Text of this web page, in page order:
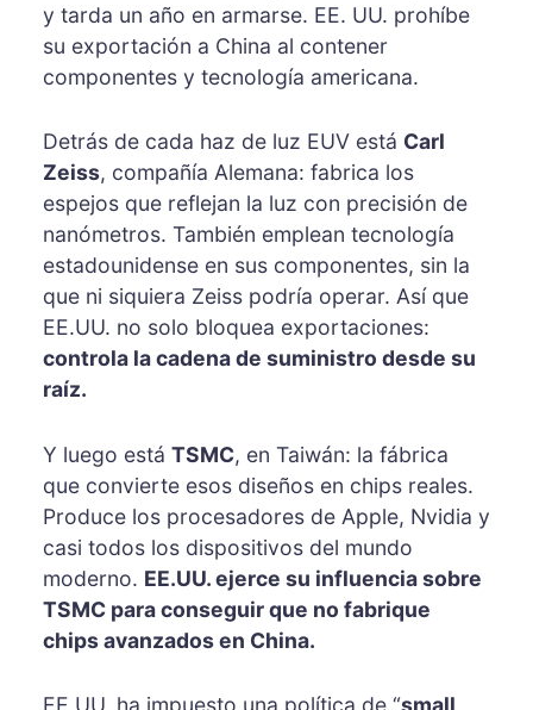
y tarda un año en armarse. EE. UU. prohíbe
su exportación a China al contener
componentes y tecnología americana.
Detrás de cada haz de luz EUV está Carl
Zeiss, compañía Alemana: fabrica los
espejos que reflejan la luz con precisión de
nanómetros. También emplean tecnología
estadounidense en sus componentes, sin la
que ni siquiera Zeiss podría operar. Así que
EE.UU. no solo bloquea exportaciones:
controla la cadena de suministro desde su
raíz.
Y luego está TSMC, en Taiwán: la fábrica
que convierte esos diseños en chips reales.
Produce los procesadores de Apple, Nvidia y
casi todos los dispositivos del mundo
moderno. EE.UU. ejerce su influencia sobre
TSMC para conseguir que no fabrique
chips avanzados en China.
EE.UU. ha impuesto una política de “small